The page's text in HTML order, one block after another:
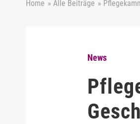
Home » Alle Beiträge »
News